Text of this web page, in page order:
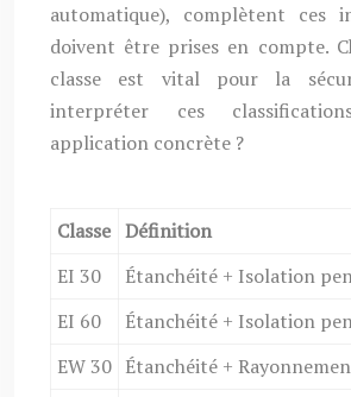
automatique), complètent ces
doivent être prises en compte.
classe est vital pour la
interpréter ces
application concrète ?
Classe Définition
EI 30
Étanchéité + Isolation
EI 60
Étanchéité + Isolation
EW 30 Étanchéité +